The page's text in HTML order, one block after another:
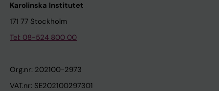
Karolinska Institutet
171 77 Stockholm
Tel: 08-524 800 00
Org.nr: 202100-2973
VAT.nr: SE202100297301